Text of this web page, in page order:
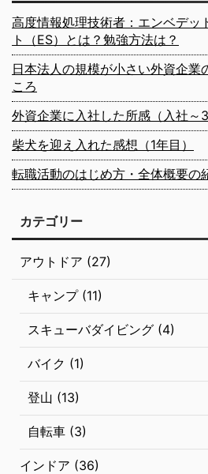
高度情報処理技術者：エンベデッ
ト（ES）とは？勉強方法は？
日本法人の規模が小さい外資企業
ころ
外資企業に入社した所感（入社～3
柴犬を迎え入れた感想（1年目）
転職活動のはじめ方・全体概要の
カテゴリー
アウトドア (27)
キャンプ (11)
スキューバダイビング (4)
バイク (1)
登山 (13)
自転車 (3)
インドア (36)